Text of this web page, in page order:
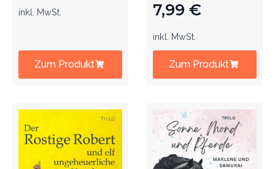
inkl. MwSt.
Zum Produkt
7,99 €
inkl. MwSt.
Zum Produkt